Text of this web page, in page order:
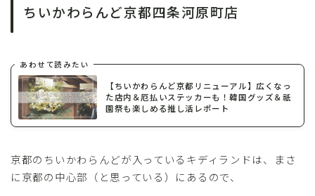
ちいかわらんど京都四条河原町店
あわせて読みたい
【ちいかわらんど京都リニューアル】広くなっ
た店内＆厄払いステッカーも！韓国グッズ＆祇
園祭も楽しめる推し活レポート
京都のちいかわらんどが入っているキディランドは、まさ
に京都の中心部（と思っている）にあるので、